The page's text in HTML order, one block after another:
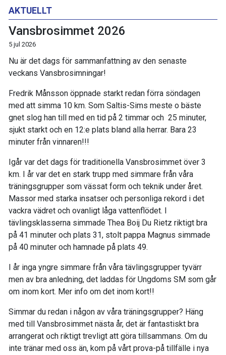
AKTUELLT
Vansbrosimmet 2026
5 jul 2026
Nu är det dags för sammanfattning av den senaste
veckans Vansbrosimningar!
Fredrik Månsson öppnade starkt redan förra söndagen
med att simma 10 km. Som Saltis-Sims meste o bäste
gnet slog han till med en tid på 2 timmar och 25 minuter,
sjukt starkt och en 12:e plats bland alla herrar. Bara 23
minuter från vinnaren!!!
Igår var det dags för traditionella Vansbrosimmet över 3
km. I år var det en stark trupp med simmare från våra
träningsgrupper som vässat form och teknik under året.
Massor med starka insatser och personliga rekord i det
vackra vädret och ovanligt låga vattenflödet. I
tävlingsklasserna simmade Thea Boij Du Rietz riktigt bra
på 41 minuter och plats 31, stolt pappa Magnus simmade
på 40 minuter och hamnade på plats 49.
I år inga yngre simmare från våra tävlingsgrupper tyvärr
men av bra anledning, det laddas för Ungdoms SM som går
om inom kort. Mer info om det inom kort!!
Simmar du redan i någon av våra träningsgrupper? Häng
med till Vansbrosimmet nästa år, det är fantastiskt bra
arrangerat och riktigt trevligt att göra tillsammans. Om du
inte tränar med oss än, kom på vårt prova-på tillfälle i nya